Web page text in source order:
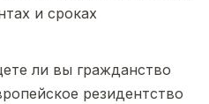
и сроках
ли вы гражданство
резидентство